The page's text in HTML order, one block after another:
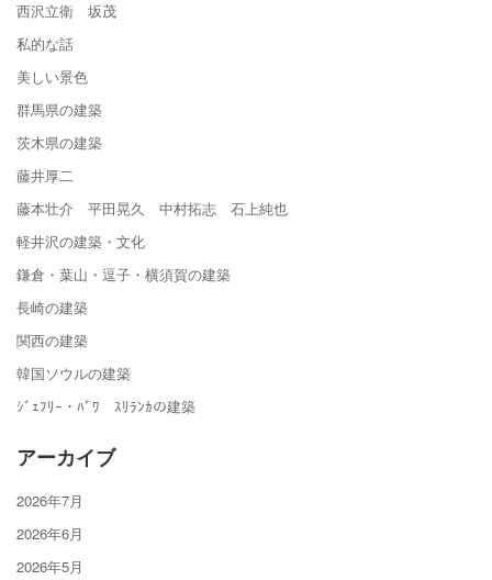
西沢立衛 坂茂
私的な話
美しい景色
群馬県の建築
茨木県の建築
藤井厚二
藤本壮介 平田晃久 中村拓志 石上純也
軽井沢の建築・文化
鎌倉・葉山・逗子・横須賀の建築
長崎の建築
関西の建築
韓国ソウルの建築
ｼﾞｪﾌﾘｰ・ﾊﾞﾜ ｽﾘﾗﾝｶの建築
アーカイブ
2026年7月
2026年6月
2026年5月